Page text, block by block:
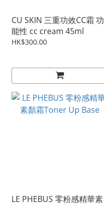
CU SKIN 三重功效CC霜 功
能性 cc cream 45ml
HK$300.00
LE PHEBUS 零粉感精華素